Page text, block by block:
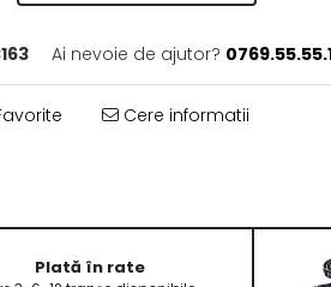
Ai nevoie de ajutor?
Cere informatii
Plată în rate